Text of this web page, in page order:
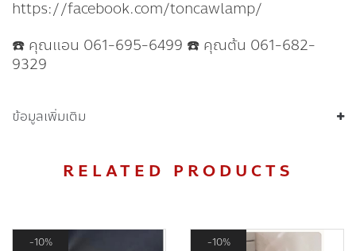
https://facebook.com/toncawlamp/
☎️ คุณแอน 061-695-6499 ☎️ คุณต้น 061-682-
9329
ข้อมูลเพิ่มเติม
RELATED PRODUCTS
10% 10%